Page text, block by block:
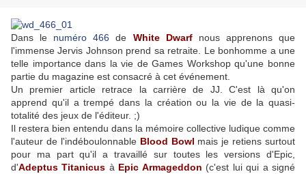
Dans le numéro 466 de White Dwarfnous apprenons que
l'immense Jervis Johnson prend sa retraite. Le bonhomme a une
telle importance dans la vie de Games Workshop qu'une bonne
partie du magazine est consacré à cet événement.
Un premier article retrace la carrière de JJ. C'est là qu'on
apprend qu'il a trempé dans la création ou la vie de la quasi-
totalité des jeux de l'éditeur. ;)
Il restera bien entendu dans la mémoire collective ludique comme
l'auteur de l'indéboulonnable Blood Bowl mais je retiens surtout
pour ma part qu'il a travaillé sur toutes les versions d'Epic,
d'Adeptus Titanicus à Epic Armageddon (c'est lui qui a signé